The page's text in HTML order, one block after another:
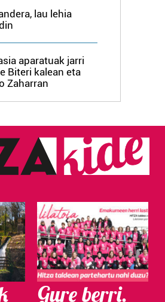
lau lehia
aparatuak jarri
Biteri kalean eta
Zaharran
Gure berri.